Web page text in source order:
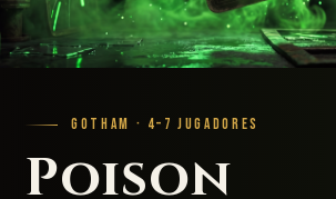
GOTHAM · 4–7 JUGADORES
Poison